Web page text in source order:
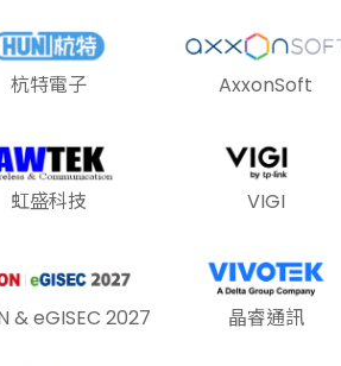
杭特電子 AxxonSoft
虹盛科技 VIGI
& eGISEC 2027 晶睿通訊